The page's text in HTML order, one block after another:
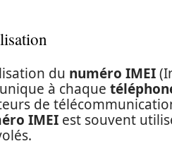
du numéro IMEI
à chaque
de
IMEI est souvent